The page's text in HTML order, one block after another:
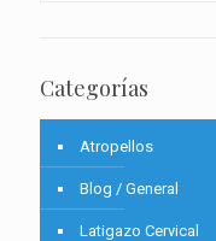
Categorías
Atropellos
Blog / General
Latigazo Cervical